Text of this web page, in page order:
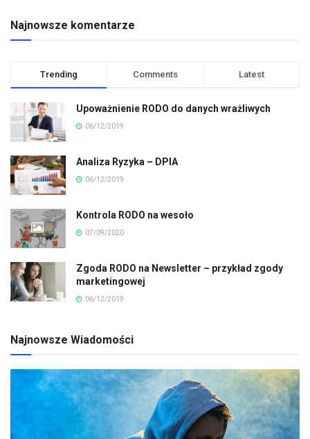
Najnowsze komentarze
Trending Comments Latest
Upoważnienie RODO do danych wrażliwych
06/12/2019
Analiza Ryzyka – DPIA
06/12/2019
Kontrola RODO na wesoło
07/09/2020
Zgoda RODO na Newsletter – przykład zgody
marketingowej
06/12/2019
Najnowsze Wiadomości